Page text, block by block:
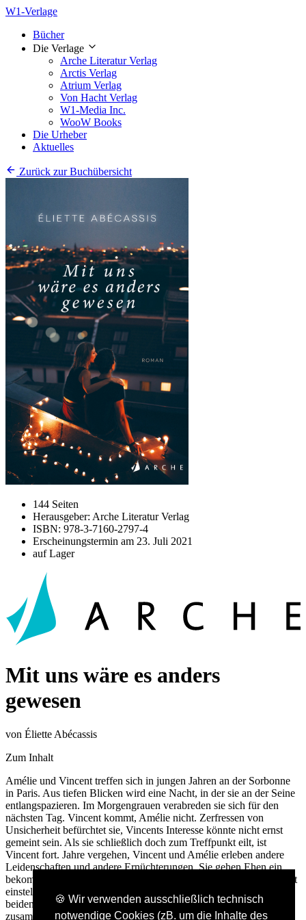
🍪 Wir verwenden ausschließlich technisch
notwendige Cookies (zB. um die Inhalte des
W1-Verlage
Bücher
Die Verlage
Arche Literatur Verlag
Arctis Verlag
Atrium Verlag
Von Hacht Verlag
W1-Media Inc.
WooW Books
Die Urheber
Aktuelles
Zurück zur Buchübersicht
144 Seiten
Herausgeber: Arche Literatur Verlag
ISBN: 978-3-7160-2797-4
Erscheinungstermin am 23. Juli 2021
auf Lager
Mit uns wäre es anders
gewesen
von Éliette Abécassis
Zum Inhalt
Amélie und Vincent treffen sich in jungen Jahren an der Sorbonne
in Paris. Aus tiefen Blicken wird eine Nacht, in der sie an der Seine
entlangspazieren. Im Morgengrauen verabreden sie sich für den
nächsten Tag. Vincent kommt, Amélie nicht. Zerfressen von
Unsicherheit befürchtet sie, Vincents Interesse könnte nicht ernst
gemeint sein. Als sie schließlich doch zum Treffpunkt eilt, ist
Vincent fort. Jahre vergehen, Vincent und Amélie erleben andere
Leidenschaften und andere Ernüchterungen. Sie gehen Ehen ein,
bekommen Kinder und warten auf ein Familienglück, das sich nicht
einstellt. Der Zufall und später das Internet führen die Wege der
beiden über den Verlauf von dreißig Jahren immer wieder
zusammen. Mittlerweile steht jedoch etwas viel Größeres zwischen